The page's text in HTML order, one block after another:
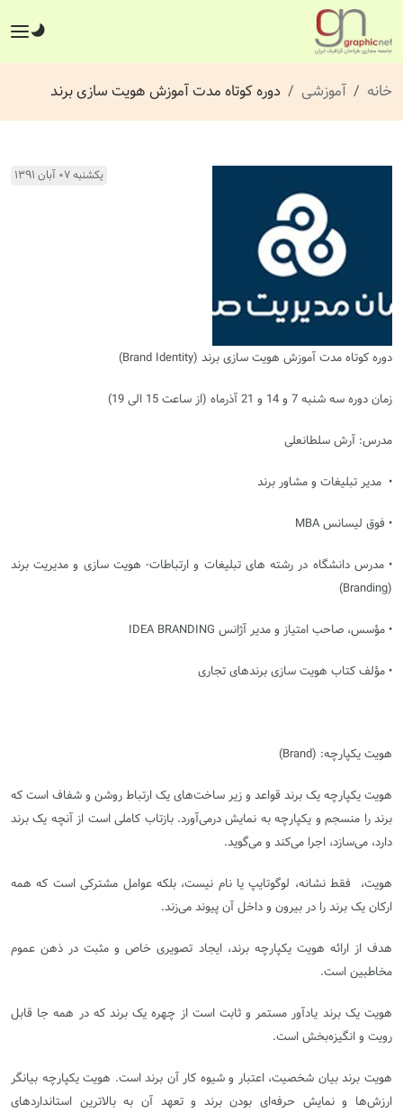
خانه آموزشی دوره کوتاه مدت آموزش هویت سازی برند
یکشنبه ۰۷ آبان ۱۳۹۱
دوره کوتاه مدت آموزش هویت سازی برند (Brand Identity
)
زمان دوره سه شنبه 7 و 14 و 21 آذرماه (از ساعت 15 الی 19)
مدرس: آرش سلطانعلی
• مدیر تبلیغات و مشاور برند
• فوق لیسانسMBA
• مدرس دانشگاه در رشته های تبلیغات و ارتباطات- هویت سازی و مدیریت برند
(
Branding
)
• مؤسس، صاحب امتیاز و مدیر آژانس IDEA BRANDING
• مؤلف کتاب هویت سازی برندهای تجاری
هویت یکپارچه: (Brand)
هویت یکپارچه یک برند قواعد و زیر ساخت‌های یک ارتباط روشن و شفاف است که
برند را منسجم و یکپارچه به نمایش در‌می‌آورد. بازتاب کاملی است از آنچه یک برند
دارد، می‌سازد، اجرا می‌کند و می‌گوید.
هویت، فقط نشانه، لوگوتایپ یا نام نیست، بلکه عوامل مشترکی است که همه
ارکان یک برند را در بیرون و داخل آن پیوند می‌زند.
هدف از ارائه هویت یکپارچه برند، ایجاد تصویری خاص و مثبت در ذهن عموم
مخاطبین است.
هویت یک برند یادآور مستمر و ثابت است از چهره یک برند که در همه جا قابل
رویت و انگیزه‌بخش است.
هویت برند بیان شخصیت، اعتبار و شیوه کار آن برند است. هویت یکپارچه بیانگر
ارزش‌ها و نمایش حرفه‌ای بودن برند و تعهد آن به بالاترین استانداردهای